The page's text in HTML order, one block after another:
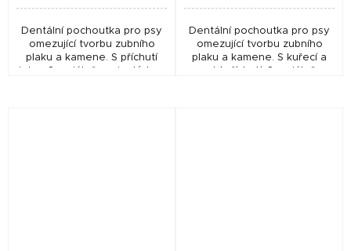
Dentální pochoutka pro psy
omezující tvorbu zubního
plaku a kamene. S příchutí
jater. Speciálně vyvinutý tvar
Dentální pochoutka pro psy
omezující tvorbu zubního
plaku a kamene. S kuřecí a
rybí příchutí. Speciálně